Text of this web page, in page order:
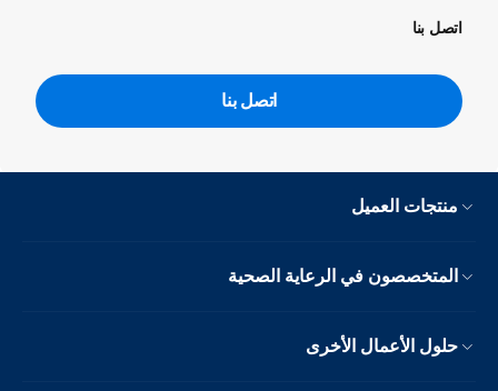
اتصل بنا
اتصل بنا
منتجات العميل
المتخصصون في الرعاية الصحية
حلول الأعمال الأخرى